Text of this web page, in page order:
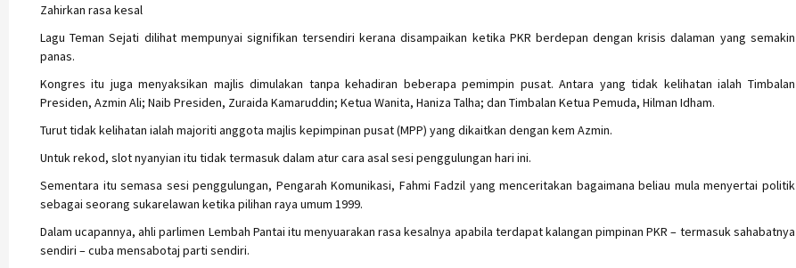
Zahirkan rasa kesal
Lagu Teman Sejati dilihat mempunyai signifikan tersendiri kerana disampaikan ketika PKR berdepan dengan krisis dalaman yang semakin
panas.
Kongres itu juga menyaksikan majlis dimulakan tanpa kehadiran beberapa pemimpin pusat. Antara yang tidak kelihatan ialah Timbalan
Presiden, Azmin Ali; Naib Presiden, Zuraida Kamaruddin; Ketua Wanita, Haniza Talha; dan Timbalan Ketua Pemuda, Hilman Idham.
Turut tidak kelihatan ialah majoriti anggota majlis kepimpinan pusat (MPP) yang dikaitkan dengan kem Azmin.
Untuk rekod, slot nyanyian itu tidak termasuk dalam atur cara asal sesi penggulungan hari ini.
Sementara itu semasa sesi penggulungan, Pengarah Komunikasi, Fahmi Fadzil yang menceritakan bagaimana beliau mula menyertai politik
sebagai seorang sukarelawan ketika pilihan raya umum 1999.
Dalam ucapannya, ahli parlimen Lembah Pantai itu menyuarakan rasa kesalnya apabila terdapat kalangan pimpinan PKR – termasuk sahabatnya
sendiri – cuba mensabotaj parti sendiri.